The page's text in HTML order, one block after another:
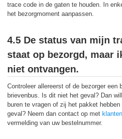
trace code in de gaten te houden. In
het bezorgmoment aanpassen.
4.5 De status van mijn
staat op bezorgd, maar
niet ontvangen.
Controleer allereerst of de bezorger een
brievenbus. Is dit niet het geval? Dan
buren te vragen of zij het pakket
geval? Neem dan contact op met
vermelding van uw bestelnummer.